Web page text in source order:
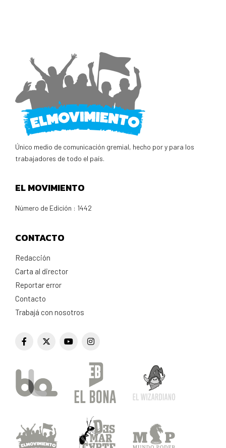
Único medio de comunicación gremial, hecho por y para los
trabajadores de todo el país.
EL MOVIMIENTO
Número de Edición : 1442
CONTACTO
Redacción
Carta al director
Reportar error
Contacto
Trabajá con nosotros